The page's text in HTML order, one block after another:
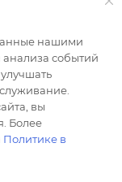
этаж
нашими
событий
вы
Более
Политике в